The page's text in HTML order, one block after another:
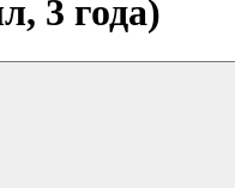
3 года)